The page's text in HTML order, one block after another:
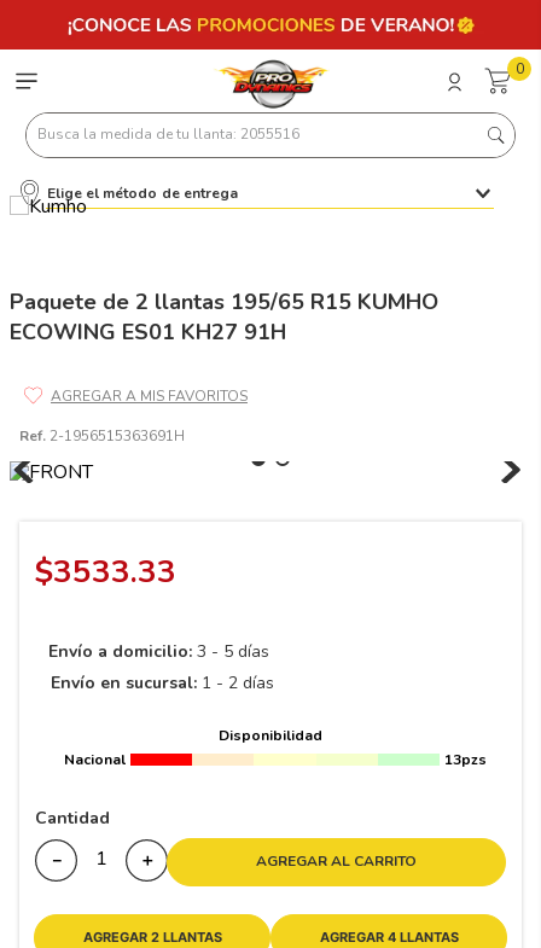
0
Busca la medida de tu llanta: 2055516
Elige el método de entrega
Paquete de 2 llantas 195/65 R15 KUMHO
ECOWING ES01 KH27 91H
Ref. 2-1956515363691H
$3533.33
Envío a domicilio: 3 - 5 días
Envío en sucursal: 1 - 2 días
Disponibilidad
Nacional
13pzs
Cantidad
＋
－ AGREGAR AL CARRITO
AGREGAR 2 LLANTAS AGREGAR 4 LLANTAS
Términos más buscados
2
3.
6 205